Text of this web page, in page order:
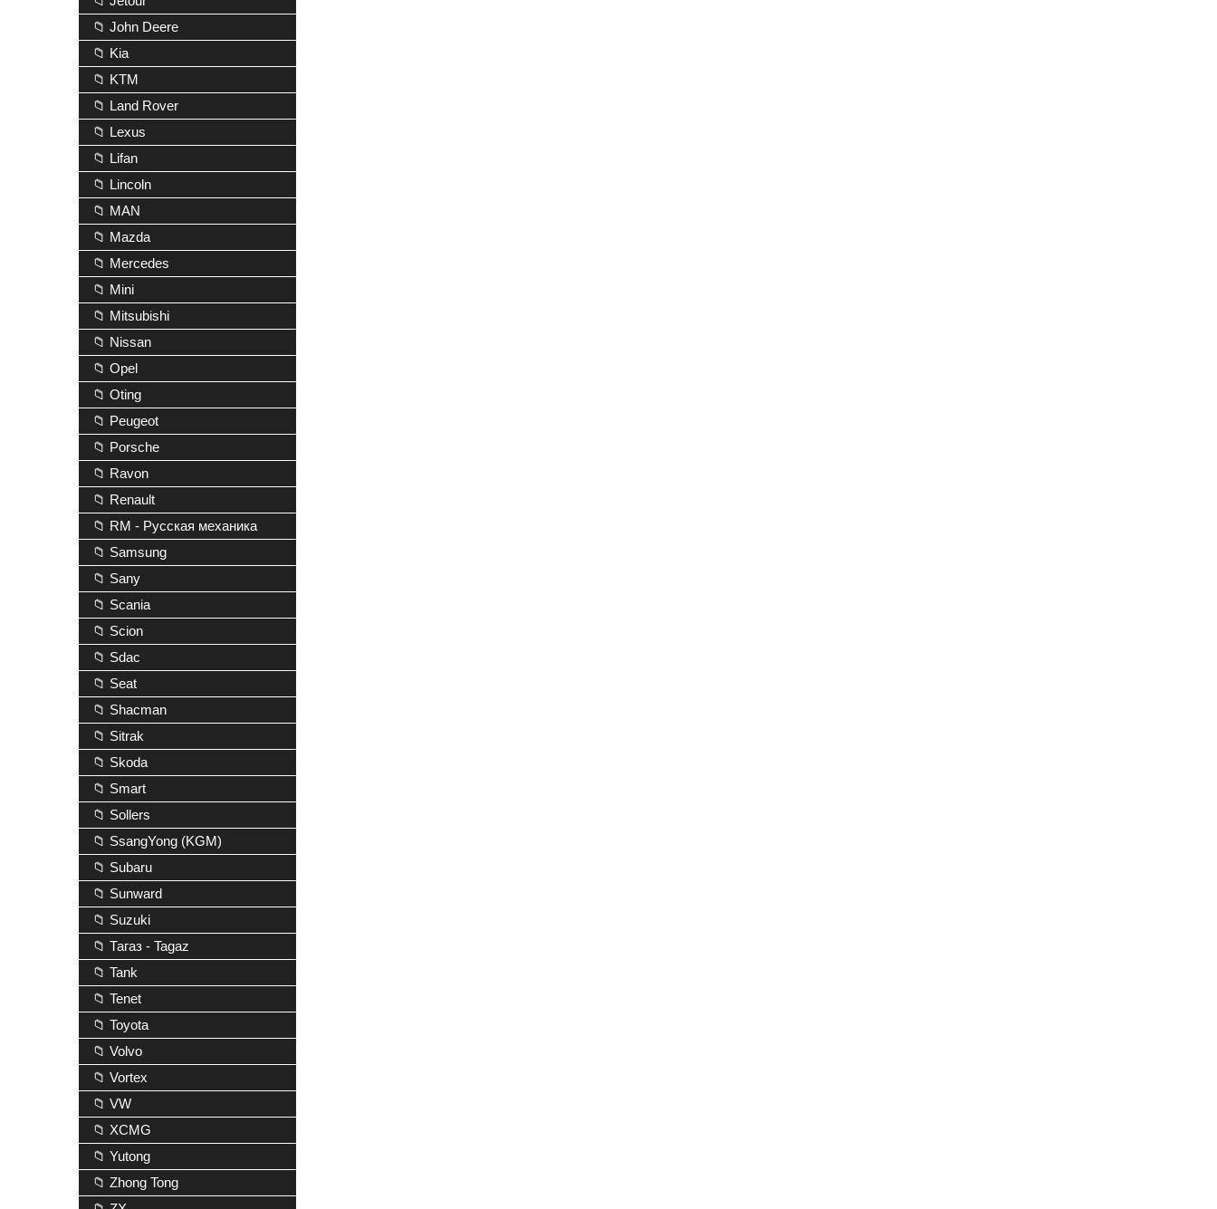
📁 John Deere
📁 Kia
📁 KTM
📁 Land Rover
📁 Lexus
📁 Lifan
📁 Lincoln
📁 MAN
📁 Mazda
📁 Mercedes
📁 Mini
📁 Mitsubishi
📁 Nissan
📁 Opel
📁 Oting
📁 Peugeot
📁 Porsche
📁 Ravon
📁 Renault
📁 RM - Русская механика
📁 Samsung
📁 Sany
📁 Scania
📁 Scion
📁 Sdac
📁 Seat
📁 Shacman
📁 Sitrak
📁 Skoda
📁 Smart
📁 Sollers
📁 SsangYong (KGM)
📁 Subaru
📁 Sunward
📁 Suzuki
📁 Тагаз - Tagaz
📁 Tank
📁 Tenet
📁 Toyota
📁 Volvo
📁 Vortex
📁 VW
📁 XCMG
📁 Yutong
📁 Zhong Tong